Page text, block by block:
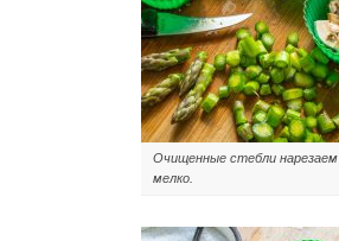
Очищенные стебли нарезаем
мелко.